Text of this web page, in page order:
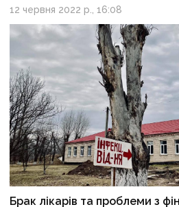
12 червня 2022 р., 16:08
Брак лікарів та проблеми з